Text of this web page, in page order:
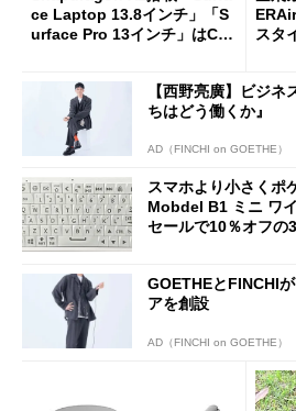
ce Laptop 13.8インチ」「S
urface Pro 13インチ」はCop
スタ
【西野亮廣】ビジ
ちはどう働くか』
AD（FINCHI on GOETHE）
スマホより小さくポ
Mobdel B1 ミニ ワ
セールで10％オフの
GOETHEとFINCHI
アを創設
AD（FINCHI on GOETHE）